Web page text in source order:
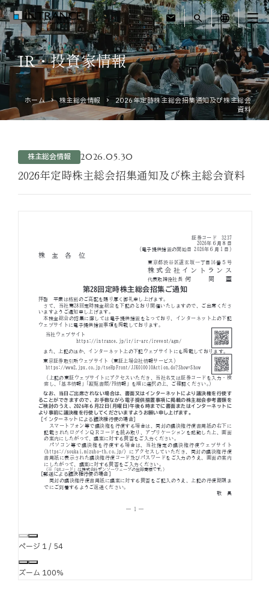
mail search language
トップ
企業情報
運営ホテル
お役立ちコラム
採用情報
お問い合わせ
サイトマップ勧誘方針IRポリシー
IR・投資家情報
ホーム 株主総会情報
2026年定時株主総会招集通知及び株主総会
資料
株主総会情報 2026.05.30
2026年定時株主総会招集通知及び株主総会資料
ページ 1/ 54
ズーム 100%